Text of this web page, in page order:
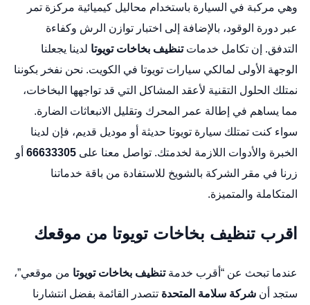
وهي مركبة في السيارة باستخدام محاليل كيميائية مركزة تمر
عبر دورة الوقود، بالإضافة إلى اختبار توازن الرش وكفاءة
التدفق. إن تكامل خدماتتنظيف بخاخات تويوتا لدينا يجعلنا
الوجهة الأولى لمالكي سيارات تويوتا في الكويت. نحن نفخر بكوننا
نمتلك الحلول التقنية لأعقد المشاكل التي قد تواجهها البخاخات،
مما يساهم في إطالة عمر المحرك وتقليل الانبعاثات الضارة.
سواء كنت تمتلك سيارة تويوتا حديثة أو موديل قديم، فإن لدينا
الخبرة والأدوات اللازمة لخدمتك. تواصل معنا على 66633305أو
زرنا في مقر الشركة بالشويخ للاستفادة من باقة خدماتنا
المتكاملة والمتميزة.
اقرب تنظيف بخاخات تويوتا من موقعك
عندما تبحث عن “أقرب خدمةتنظيف بخاخات تويوتا من موقعي”،
ستجد أن شركة سلامة المتحدة تتصدر القائمة بفضل انتشارنا